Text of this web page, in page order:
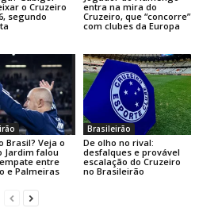
o Cruzeiro
segundo
entra na mira do
Cruzeiro, que “concorre”
com clubes da Europa
Brasil? Veja o
Jardim falou
entre
e Palmeiras
Brasileirão
De olho no rival:
desfalques e provável
escalação do Cruzeiro
no Brasileirão